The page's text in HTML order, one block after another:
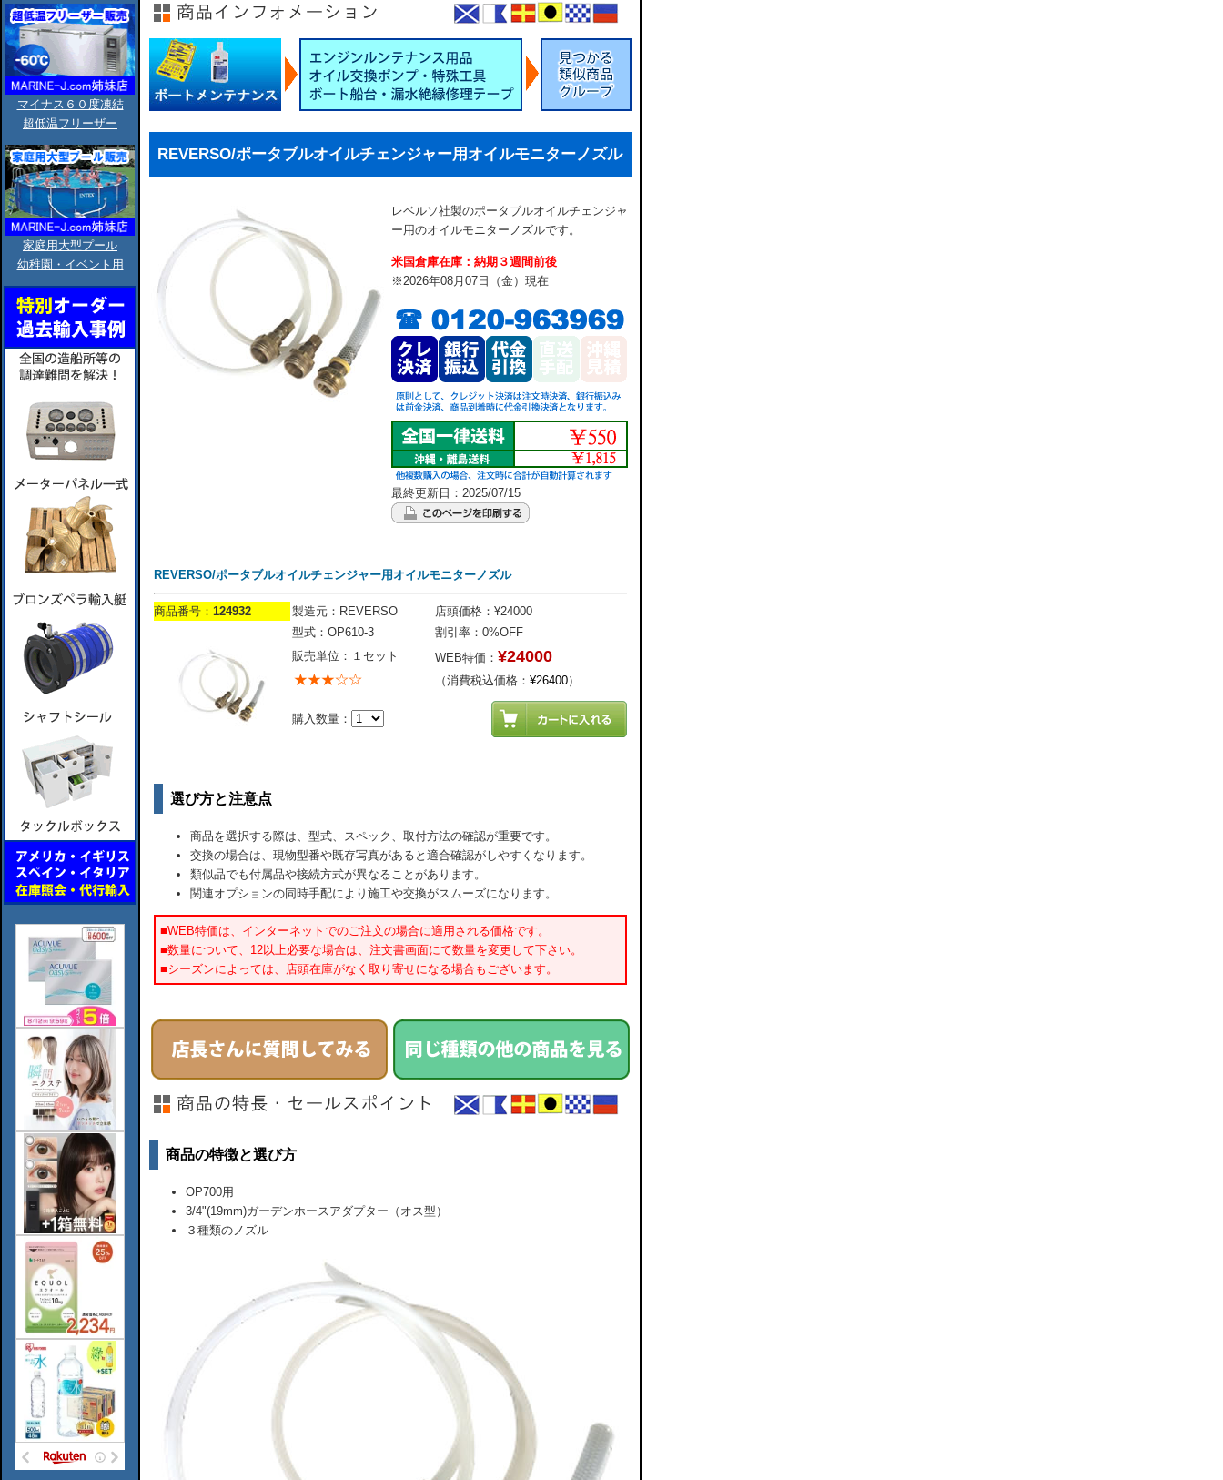
マイナス６０度凍結
超低温フリーザー
家庭用大型プール
幼稚園・イベント用
REVERSO/ポータブルオイルチェンジャー用オイルモニターノズル
レベルソ社製のポータブルオイルチェンジャ
ー用のオイルモニターノズルです。
米国倉庫在庫：納期３週間前後
※2026年08月07日（金）現在
最終更新日：2025/07/15
REVERSO/ポータブルオイルチェンジャー用オイルモニターノズル
商品番号： 124932 製造元：REVERSO
店頭価格：¥24000
型式：OP610-3
割引率：0%OFF
販売単位：１セット
WEB特価： ¥24000
（消費税込価格： ¥26400）
購入数量：
選び方と注意点
商品を選択する際は、型式、スペック、取付方法の確認が重要です。
交換の場合は、現物型番や既存写真があると適合確認がしやすくなります。
類似品でも付属品や接続方式が異なることがあります。
関連オプションの同時手配により施工や交換がスムーズになります。
■WEB特価は、インターネットでのご注文の場合に適用される価格です。
■数量について、12以上必要な場合は、注文書画面にて数量を変更して下さい。
■シーズンによっては、店頭在庫がなく取り寄せになる場合もございます。
商品の特徴と選び方
OP700用
3/4"(19mm)ガーデンホースアダプター（オス型）
３種類のノズル